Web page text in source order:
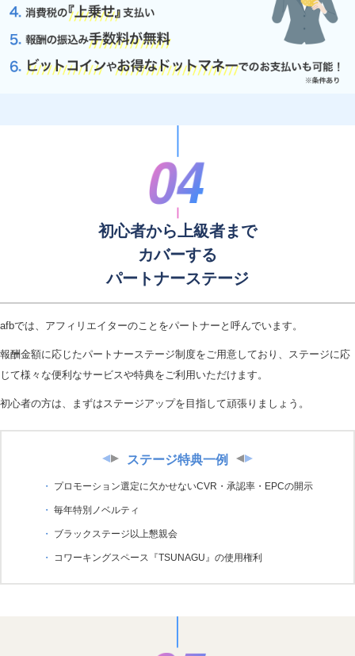
初心者から上級者まで
カバーする
パートナーステージ
afbでは、アフィリエイターのことをパートナーと呼んでいます。
報酬金額に応じたパートナーステージ制度をご用意しており、ステージに応
じて様々な便利なサービスや特典をご利用いただけます。
初心者の方は、まずはステージアップを目指して頑張りましょう。
ステージ特典一例
プロモーション選定に欠かせないCVR・承認率・EPCの開示
毎年特別ノベルティ
ブラックステージ以上懇親会
コワーキングスペース『TSUNAGU』の使用権利